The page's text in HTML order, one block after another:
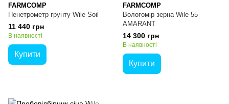
FARMCOMP
Пенетрометр грунту Wile Soil
11 440 грн
В наявності
Купити
FARMCOMP
Вологомір зерна Wile 55
AMARANT
14 300 грн
В наявності
Купити